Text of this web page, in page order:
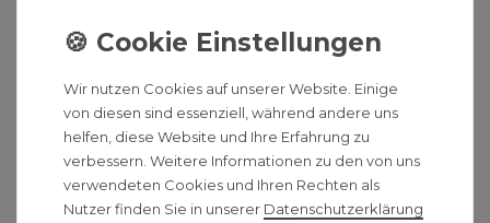
Ausdehnungsgefäß, Umwälzpumpe,
Typformel: CS7000iAW 13 IRMS-T
Klasse für die jahreszeitbedingte
Raumheizungs-Energieeffizienz (55 Grad C
Vorlauftemperatur): A++
Jahreszeitbedingte Raumheizungs-Energieeffizienz
Wir nutzen Cookies auf unserer Website. Einige
von diesen sind essenziell, während andere uns
helfen, diese Website und Ihre Erfahrung zu
verbessern. Weitere Informationen zu den von uns
verwendeten Cookies und Ihren Rechten als
Nutzer finden Sie in unserer Daten­schutz­erklärung